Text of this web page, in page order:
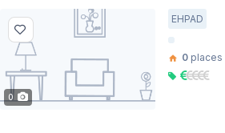
0
EHPAD
0 places